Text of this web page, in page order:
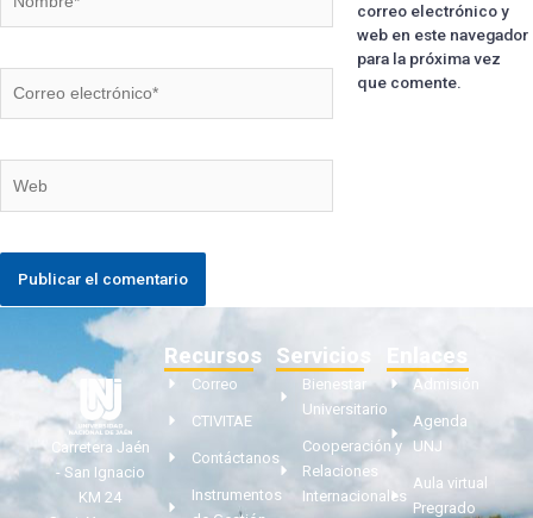
correo electrónico y
web en este navegador
para la próxima vez
que comente.
Carretera Jaén
- San Ignacio
KM 24
Recursos
Correo
CTIVITAE
Contáctanos
Instrumentos
Servicios
Bienestar
Universitario
Cooperación y
Relaciones
Internacionales
Enlaces
Admisión
Agenda
UNJ
Aula virtual
Pregrado